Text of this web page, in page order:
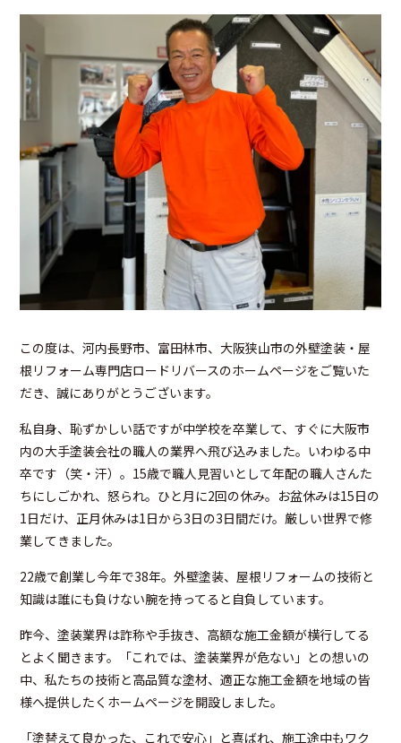
この度は、河内長野市、富田林市、大阪狭山市の外壁塗装・屋
根リフォーム専門店ロードリバースのホームページをご覧いた
だき、誠にありがとうございます。
私自身、恥ずかしい話ですが中学校を卒業して、すぐに大阪市
内の大手塗装会社の職人の業界へ飛び込みました。いわゆる中
卒です（笑・汗）。 15歳で職人見習いとして年配の職人さんた
ちにしごかれ、怒られ。ひと月に2回の休み。お盆休みは15日の
1日だけ、正月休みは1日から3日の3日間だけ。厳しい世界で修
業してきました。
22歳で創業し今年で38年。外壁塗装、屋根リフォームの技術と
知識は誰にも負けない腕を持ってると自負しています。
昨今、塗装業界は詐称や手抜き、高額な施工金額が横行してる
とよく聞きます。「これでは、塗装業界が危ない」との想いの
中、私たちの技術と高品質な塗材、適正な施工金額を地域の皆
様へ提供したくホームページを開設しました。
「塗替えて良かった、これで安心」と喜ばれ、施工途中もワク